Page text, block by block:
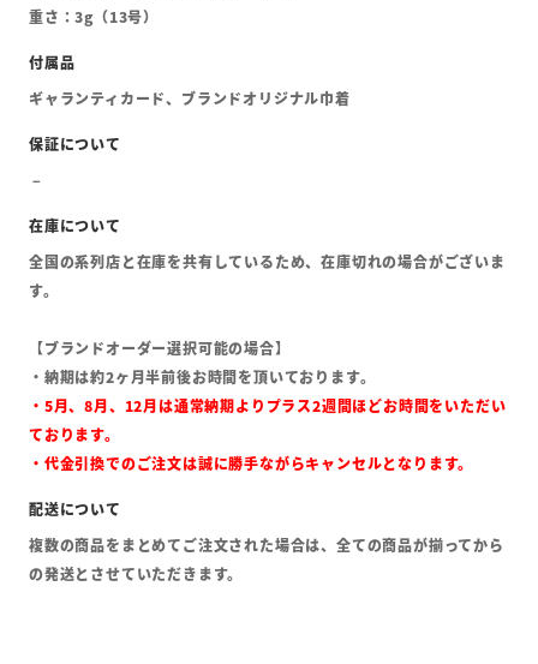
重さ：3g（13号）
ギャランティカード、ブランドオリジナル巾着
全国の系列店と在庫を共有しているため、在庫切れの場合がございま
す。
【ブランドオーダー選択可能の場合】
・納期は約2ヶ月半前後お時間を頂いております。
・5月、8月、12月は通常納期よりプラス2週間ほどお時間をいただい
ております。
・代金引換でのご注文は誠に勝手ながらキャンセルとなります。
複数の商品をまとめてご注文された場合は、全ての商品が揃ってから
の発送とさせていただきます。